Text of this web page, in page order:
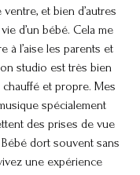
et bien d’autres
d’un bébé. Cela me
à l’aise les parents et
studio est très bien
et propre. Mes
spécialement
des prises de vue
dort souvent sans
une expérience